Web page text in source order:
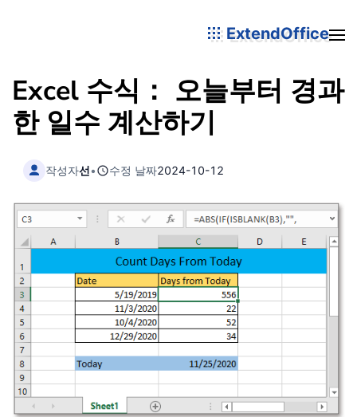
ExtendOffice
Excel 수식： 오늘부터 경과
한 일수 계산하기
작성자선• 수정 날짜2024-10-12